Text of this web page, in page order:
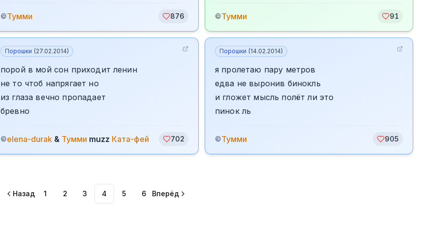
©Тумми 876 ©Тумми 91
Порошки (27.02.2014)
порой в мой сон приходит ленин
не то чтоб напрягает но
из глаза вечно пропадает
бревно
©elena-durak & Тумми muzz Ката-фей 702
Порошки (14.02.2014)
я пролетаю пару метров
едва не выронив бинокль
и гложет мысль полёт ли это
пинок ль
©Тумми 905
Назад 1 2 3 4 5 6 Вперёд